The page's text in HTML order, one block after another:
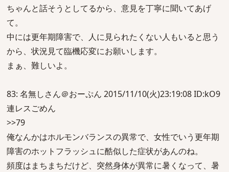
ちゃんと話そうとしてるから、意見を丁寧に聞いてあげ
て。
中には更年期障害で、人に見られたくない人もいると思う
から、状況見て臨機応変にお願いします。
まぁ、難しいよ。
83: 名無しさん＠おーぷん 2015/11/10(火)23:19:08 ID:kO9
連レスごめん
>>79
俺なんかはホルモンバランスの異常で、女性でいう更年期
障害のホットフラッシュに酷似した症状があんのね。
頻度はまちまちだけど、突然身体が異常に暑くなって、暑